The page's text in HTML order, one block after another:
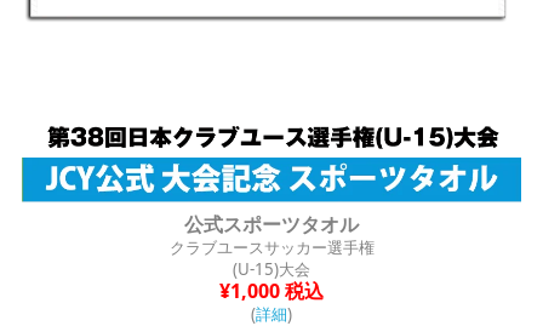
公式スポーツタオル
クラブユースサッカー選手権
(U-15)大会
¥1,000 税込
(詳細)